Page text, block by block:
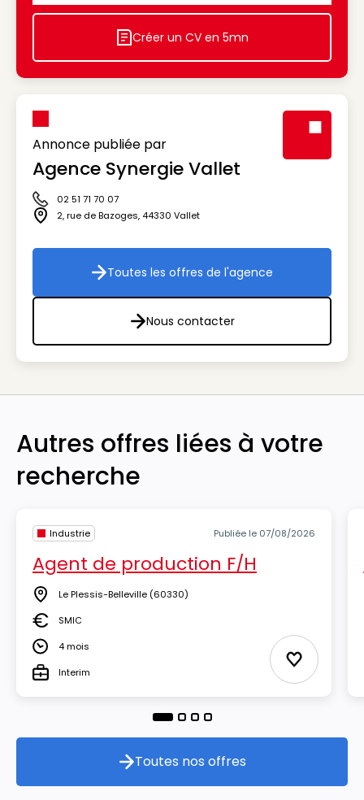
Icon decorative
Créer un CV en 5mn
Annonce publiée par
Agence Synergie Vallet
Icône téléphone
02 51 71 70 07
Icône adresse
2, rue de Bazoges, 44330 Vallet
Toutes les offres de l'agence
Toutes les offres de l'agence
Nous contacter
Nous contacter
Autres offres liées à votre
recherche
Industrie Publiée le 07/08/2026
Agent de production F/H
Lieu Le Plessis-Belleville (60330)
Salaire
SMIC
Durée4 mois
TypeInterim Ajouter
Toutes nos offres
Toutes nos offres